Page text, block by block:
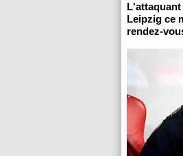
Leipzig ce
rendez-